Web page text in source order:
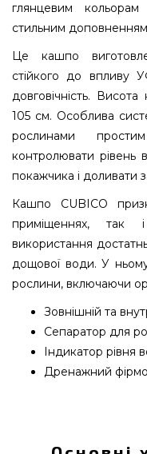
глянцевим
стильним
Це кашпо
стійкого до впливу
довговічність.
105 см. Особлива
рослинами
контролювати
покажчика і доливати
Кашпо CUBICO
приміщеннях, так
використання
дощової води. У
рослини, включаючи
Зовнішній та
Сепаратор для
Індикатор рівня
Дренажний
за доступною